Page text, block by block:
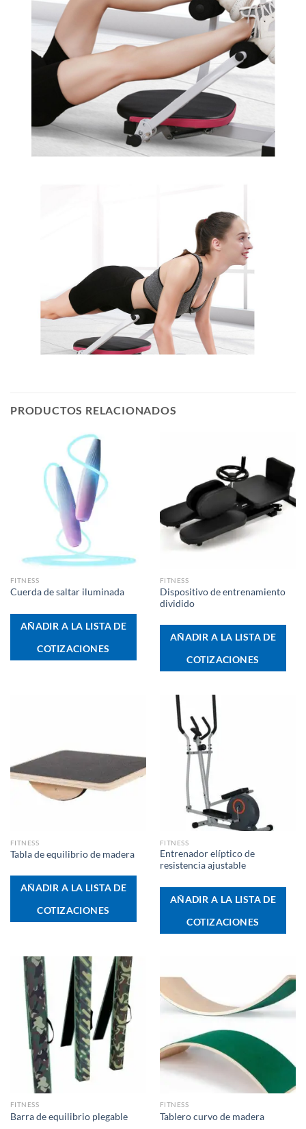
PRODUCTOS RELACIONADOS
FITNESS
Cuerda de saltar iluminada
AÑADIR A LA LISTA DE
COTIZACIONES
FITNESS
Dispositivo de entrenamiento
dividido
AÑADIR A LA LISTA DE
COTIZACIONES
FITNESS
Tabla de equilibrio de madera
AÑADIR A LA LISTA DE
COTIZACIONES
FITNESS
Entrenador elíptico de
resistencia ajustable
AÑADIR A LA LISTA DE
COTIZACIONES
FITNESS
Barra de equilibrio plegable
FITNESS
Tablero curvo de madera